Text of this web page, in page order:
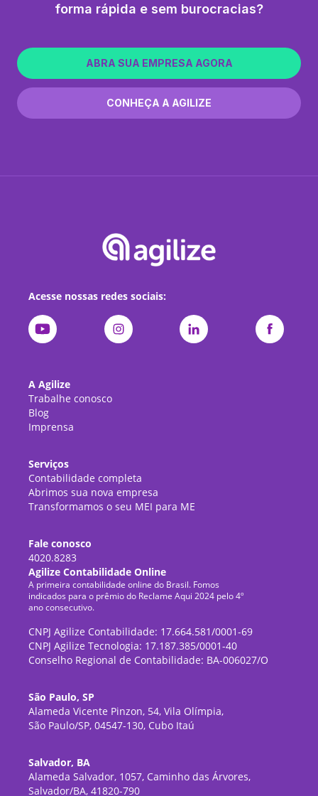
forma rápida e sem burocracias?
ABRA SUA EMPRESA AGORA
CONHEÇA A AGILIZE
Acesse nossas redes sociais:
A Agilize
Trabalhe conosco
Blog
Imprensa
Serviços
Contabilidade completa
Abrimos sua nova empresa
Transformamos o seu MEI para ME
Fale conosco
4020.8283
Agilize Contabilidade Online
A primeira contabilidade online do Brasil. Fomos
indicados para o prêmio do Reclame Aqui 2024 pelo 4º
ano consecutivo.
CNPJ Agilize Contabilidade: 17.664.581/0001-69
CNPJ Agilize Tecnologia: 17.187.385/0001-40
Conselho Regional de Contabilidade: BA-006027/O
São Paulo, SP
Alameda Vicente Pinzon, 54, Vila Olímpia,
São Paulo/SP, 04547-130, Cubo Itaú
Salvador, BA
Alameda Salvador, 1057, Caminho das Árvores,
Salvador/BA, 41820-790